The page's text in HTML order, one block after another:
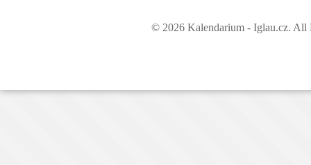
© 2026 Kalendarium - Iglau.cz. All